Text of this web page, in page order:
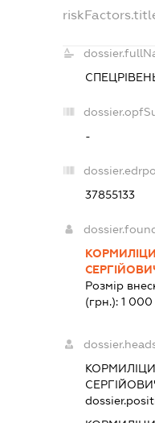
-
37855133
Розмір
(грн.): 1 000